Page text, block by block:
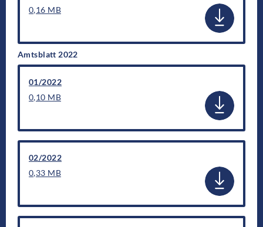
0,16 MB
Amtsblatt 2022
01/2022
0,10 MB
02/2022
0,33 MB